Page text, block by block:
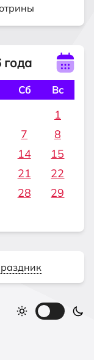
года
Сб Вс
1
7
8
14
15
21
22
28
29